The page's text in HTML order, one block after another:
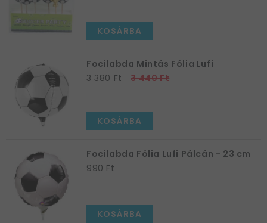
KOSÁRBA
Focilabda Mintás Fólia Lufi
3 380 Ft
3 440 Ft
KOSÁRBA
Focilabda Fólia Lufi Pálcán - 23 cm
990 Ft
KOSÁRBA